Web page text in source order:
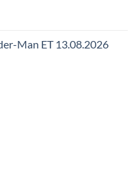
Man ET 13.08.2026